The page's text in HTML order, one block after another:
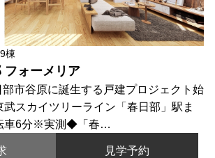
棟
フォーメリア
部市谷原に誕生する戸建プロジェクト始
スカイツリーライン「春日部」駅ま
車6分※実測◆「春…
見学予約